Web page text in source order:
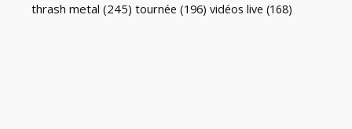
thrash metal (245) tournée (196) vidéos live (168)